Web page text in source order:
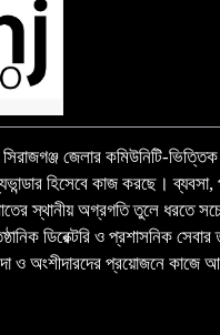
জেলার কমিউনিটি-
হিসেবে কাজ করছে। ব্যবসা,
স্থানীয় অগ্রগতি তুলে ধরতে
ডিরেক্টরি ও প্রশাসনিক
ও অংশীদারদের প্রয়োজনে কাজে